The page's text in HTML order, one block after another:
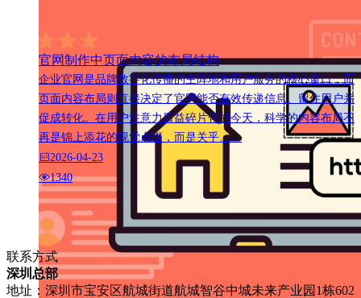
官网制作中页面内容的布局结构
企业官网是品牌数字化传播的主阵地和用户服务的核心窗口，而
页面内容布局则直接决定了官网能否有效传递信息、留住用户并
促成转化。在用户注意力日益碎片化的今天，科学的内容布局不
再是锦上添花的视觉点缀，而是关乎……
2026-04-23
1340
联系方式
深圳总部
地址：深圳市宝安区航城街道航城智谷中城未来产业园1栋602